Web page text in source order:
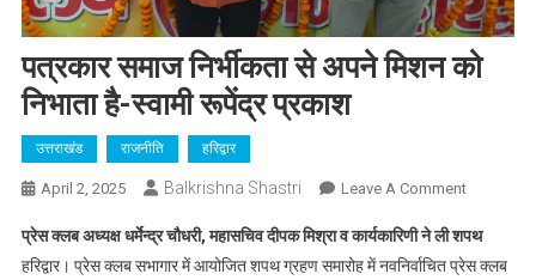
पत्रकार समाज निर्भीकता से अपने मिशन को
निभाता है-स्वामी रूपेंद्र प्रकाश
उत्तराखंड राजनीति हरिद्वार
April 2, 2025 Balkrishna Shastri Leave A CommentOn
समाज
निर्भीकता
प्रेस क्लब अध्यक्ष धर्मेन्द्र चौधरी, महासचिव दीपक मिश्रा व कार्यकारिणी ने ली शपथ
हरिद्वार। प्रेस क्लब सभागार में आयोजित शपथ ग्रहण समारोह में नवनिर्वाचित प्रेस क्लब